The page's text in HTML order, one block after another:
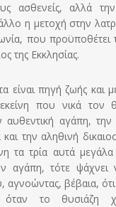
ασθενείς, αλλά
η μετοχή στην
που προϋποθέτει
της Εκκλησίας.
είναι πηγή ζωής και
που νικά τον
αυθεντική αγάπη, την
και την αληθινή
τα τρία αυτά
αγάπη, τότε
αγνοώντας, βέβαια,
όταν το θυσιάζη